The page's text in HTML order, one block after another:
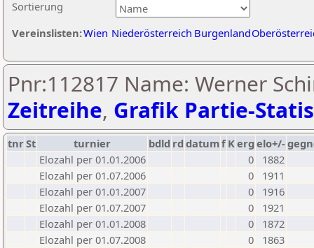
Sortierung
Vereinslisten:Wien Niederösterreich Burgenland
Pnr:112817 Name: Werner
Zeitreihe, Grafik Partie-
tnrSt turnier bdld rd datumf Kerg elo+/-
Elozahl per 01.01.2006
0
1882
Elozahl per 01.07.2006
0
1911
Elozahl per 01.01.2007
0
1916
Elozahl per 01.07.2007
0
1921
Elozahl per 01.01.2008
0
1872
Elozahl per 01.07.2008
0
1863